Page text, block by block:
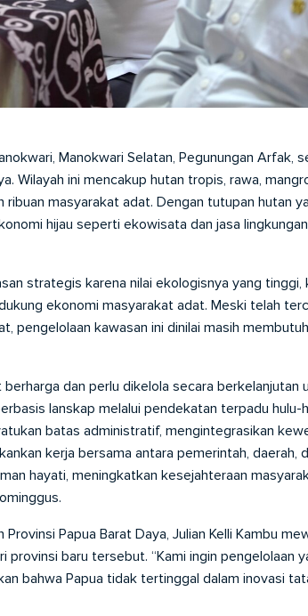
Manokwari Selatan, Pegunungan Arfak,
Wilayah ini mencakup hutan tropis, rawa,
masyarakat adat. Dengan tutupan hutan
hijau seperti ekowisata dan jasa
strategis karena nilai ekologisnya yang tinggi,
ekonomi masyarakat adat. Meski telah
pengelolaan kawasan ini dinilai masih
dan perlu dikelola secara berkelanjutan
lanskap melalui pendekatan terpadu hulu-
batas administratif, mengintegrasikan
kerja bersama antara pemerintah, daerah,
hayati, meningkatkan kesejahteraan
Papua Barat Daya, Julian Kelli Kambu
baru tersebut. “Kami ingin pengelolaan
bahwa Papua tidak tertinggal dalam inovasi